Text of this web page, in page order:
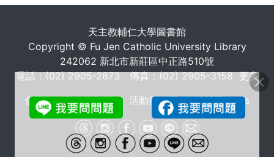
天主教輔仁大學圖書館
Copyright © Fu Jen Catholic University Library
242062 新北市新莊區中正路510號
電話：(02) 2905-2673 傳真：(02) 2905-3158更多
個人資料蒐集告知聲明 活動行事曆 常問問題 FAQs